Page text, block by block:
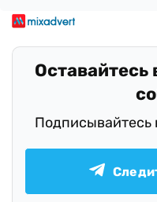
Оставайтесь
Подписывайтесь